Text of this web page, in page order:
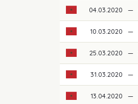
04.03.2020 —
10.03.2020 —
25.03.2020 —
31.03.2020 —
13.04.2020 —